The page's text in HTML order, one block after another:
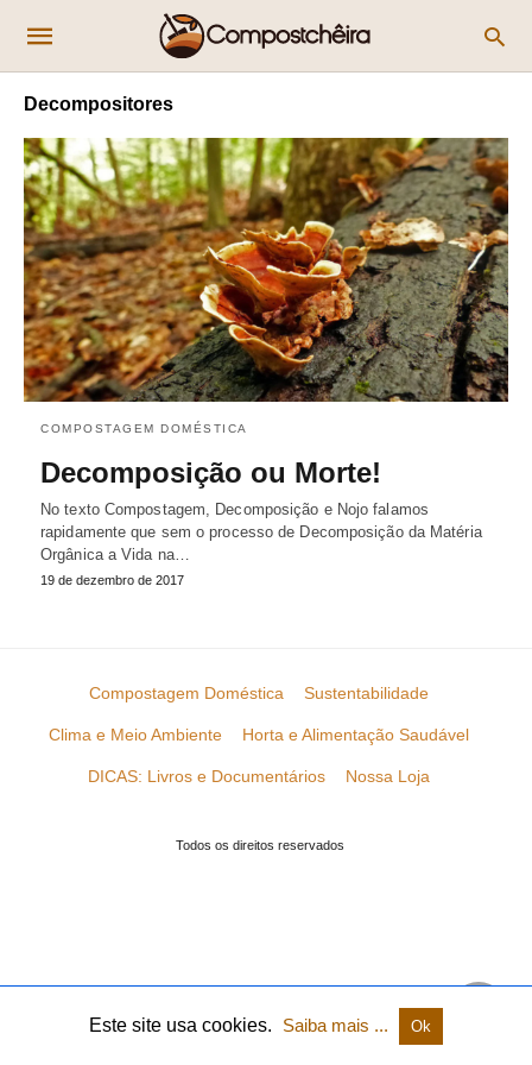
Decompositores
COMPOSTAGEM DOMÉSTICA
Decomposição ou Morte!
No texto Compostagem, Decomposição e Nojo falamos
rapidamente que sem o processo de Decomposição da Matéria
Orgânica a Vida na…
19 de dezembro de 2017
Compostagem Doméstica Sustentabilidade
Clima e Meio Ambiente Horta e Alimentação Saudável
DICAS: Livros e Documentários Nossa Loja
Todos os direitos reservados
Este site usa cookies. Saiba mais ... Ok